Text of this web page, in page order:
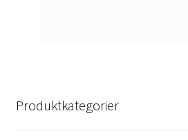
Produktkategorier